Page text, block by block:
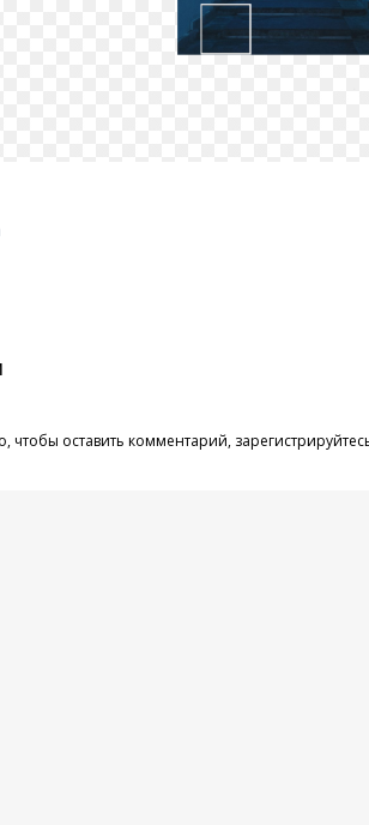
чтобы оставить комментарий,